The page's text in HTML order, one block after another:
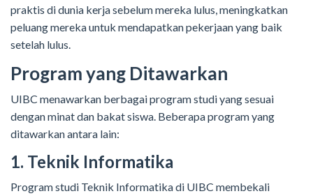
praktis di dunia kerja sebelum mereka lulus, meningkatkan
peluang mereka untuk mendapatkan pekerjaan yang baik
setelah lulus.
Program yang Ditawarkan
UIBC menawarkan berbagai program studi yang sesuai
dengan minat dan bakat siswa. Beberapa program yang
ditawarkan antara lain:
1. Teknik Informatika
Program studi Teknik Informatika di UIBC membekali